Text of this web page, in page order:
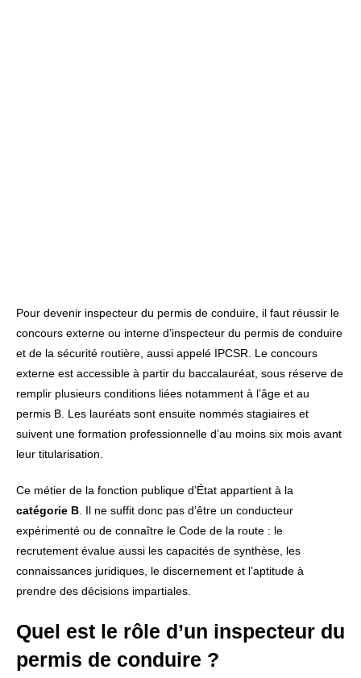
Pour devenir inspecteur du permis de conduire, il faut réussir le
concours externe ou interne d’inspecteur du permis de conduire
et de la sécurité routière, aussi appelé IPCSR. Le concours
externe est accessible à partir du baccalauréat, sous réserve de
remplir plusieurs conditions liées notamment à l’âge et au
permis B. Les lauréats sont ensuite nommés stagiaires et
suivent une formation professionnelle d’au moins six mois avant
leur titularisation.
Ce métier de la fonction publique d’État appartient à la
catégorie B . Il ne suffit donc pas d’être un conducteur
expérimenté ou de connaître le Code de la route : le
recrutement évalue aussi les capacités de synthèse, les
connaissances juridiques, le discernement et l’aptitude à
prendre des décisions impartiales.
Quel est le rôle d’un inspecteur du
permis de conduire ?